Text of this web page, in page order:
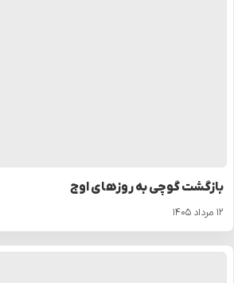
بازگشت گوچی به روزهای اوج
۱۲ مرداد ۱۴۰۵